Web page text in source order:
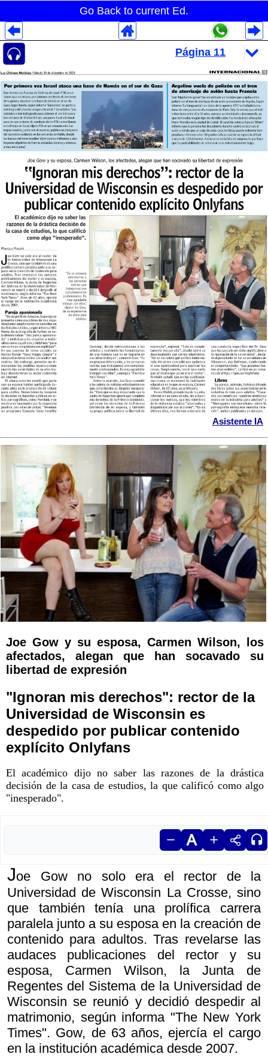
Go Back to current Ed.
Asistente IA
Joe Gow y su esposa, Carmen Wilson, los
afectados, alegan que han socavado su
libertad de expresión
"Ignoran mis derechos": rector de la
Universidad de Wisconsin es
despedido por publicar contenido
explícito Onlyfans
El académico dijo no saber las razones de la drástica
decisión de la casa de estudios, la que calificó como algo
"inesperado".
Joe Gow no solo era el rector de la
Universidad de Wisconsin La Crosse, sino
que también tenía una prolífica carrera
paralela junto a su esposa en la creación de
contenido para adultos. Tras revelarse las
audaces publicaciones del rector y su
esposa, Carmen Wilson, la Junta de
Regentes del Sistema de la Universidad de
Wisconsin se reunió y decidió despedir al
matrimonio, según informa "The New York
Times". Gow, de 63 años, ejercía el cargo
en la institución académica desde 2007.
Despliegues Analytics
Despliegues Totales
Despliegues por Rubros